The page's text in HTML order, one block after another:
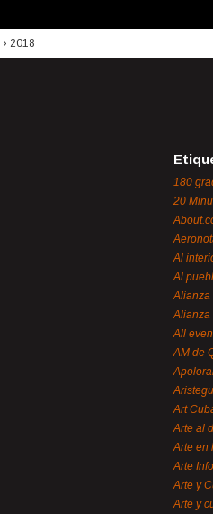
› 2018
180
20
Al
Al
Alianza
Alianza
All
AM de
Art
Arte al
Arte en
Arte
Arte y
Arte y